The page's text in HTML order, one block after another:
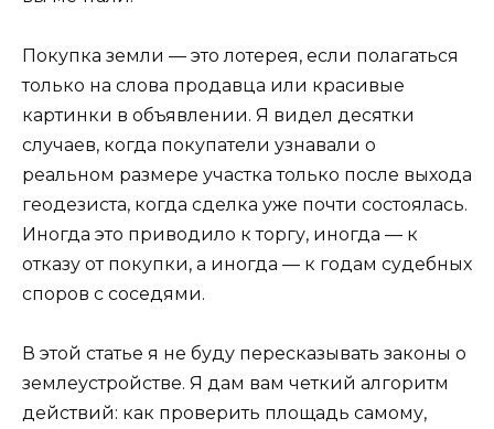
Покупка земли — это лотерея, если полагаться
только на слова продавца или красивые
картинки в объявлении. Я видел десятки
случаев, когда покупатели узнавали о
реальном размере участка только после выхода
геодезиста, когда сделка уже почти состоялась.
Иногда это приводило к торгу, иногда — к
отказу от покупки, а иногда — к годам судебных
споров с соседями.
В этой статье я не буду пересказывать законы о
землеустройстве. Я дам вам четкий алгоритм
действий: как проверить площадь самому,